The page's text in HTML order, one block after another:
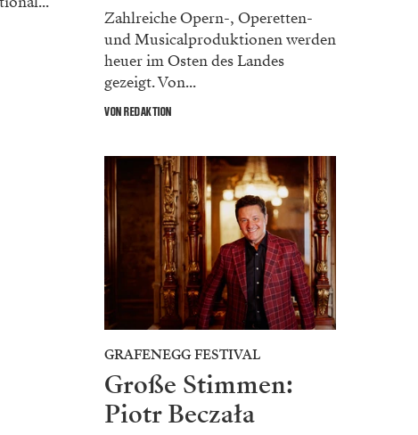
Zahlreiche Opern-, Operetten-
und Musicalproduktionen werden
heuer im Osten des Landes
gezeigt. Von...
VON REDAKTION
GRAFENEGG FESTIVAL
Große Stimmen:
Piotr Beczała